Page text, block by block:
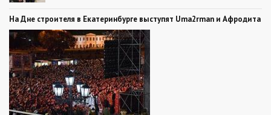
На Дне строителя в Екатеринбурге выступят Uma2rman и Афродита